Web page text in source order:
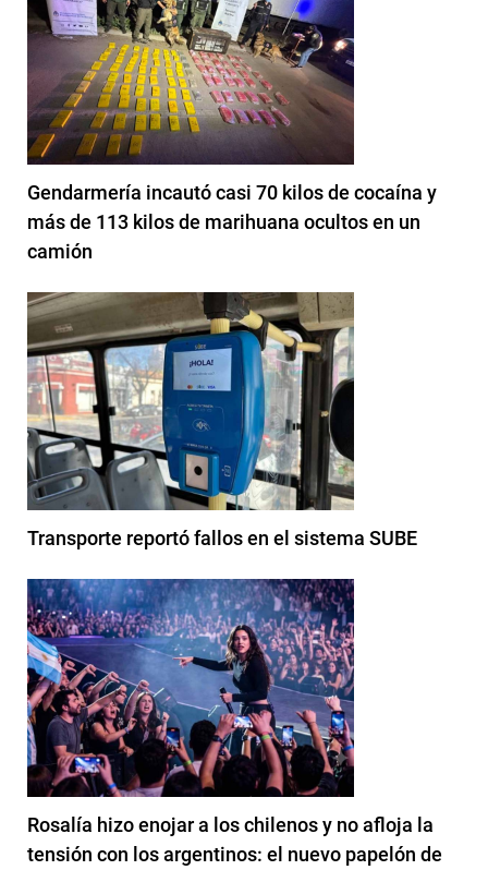
Gendarmería incautó casi 70 kilos de cocaína y
más de 113 kilos de marihuana ocultos en un
camión
Transporte reportó fallos en el sistema SUBE
Rosalía hizo enojar a los chilenos y no afloja la
tensión con los argentinos: el nuevo papelón de